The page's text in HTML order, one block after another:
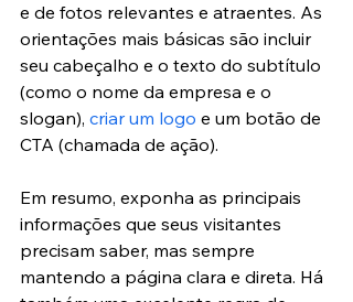
e de fotos relevantes e atraentes. As
orientações mais básicas são incluir
seu cabeçalho e o texto do subtítulo
(como o nome da empresa e o
slogan), criar um logo e um botão de
CTA (chamada de ação).
Em resumo, exponha as principais
informações que seus visitantes
precisam saber, mas sempre
mantendo a página clara e direta. Há